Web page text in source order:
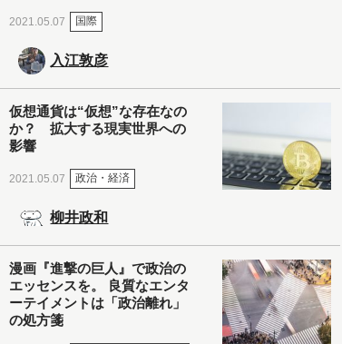
2021.05.07 国際
入江敦彦
仮想通貨は“仮想”な存在なの
か？ 拡大する現実世界への
影響
2021.05.07 政治・経済
柳井政和
漫画『進撃の巨人』で政治の
エッセンスを。 良質なエンタ
ーテイメントは「政治離れ」
の処方箋